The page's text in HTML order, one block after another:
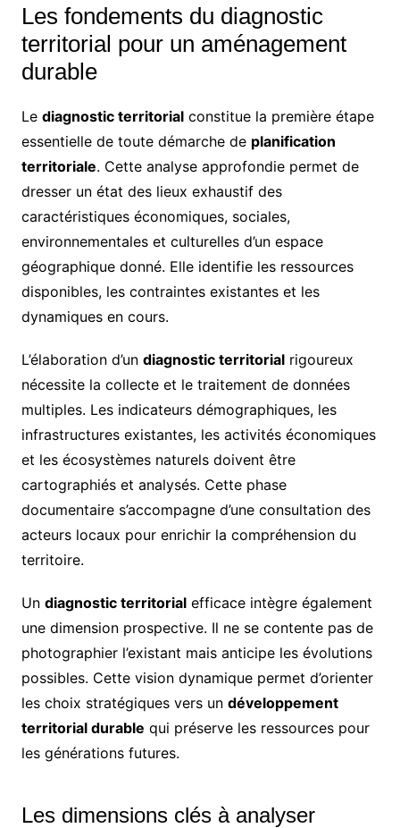
Les fondements du diagnostic
territorial pour un aménagement
durable
Le diagnostic territorialconstitue la première étape
essentielle de toute démarche de planification
territoriale. Cette analyse approfondie permet de
dresser un état des lieux exhaustif des
caractéristiques économiques, sociales,
environnementales et culturelles d’un espace
géographique donné. Elle identifie les ressources
disponibles, les contraintes existantes et les
dynamiques en cours.
L’élaboration d’un diagnostic territorialrigoureux
nécessite la collecte et le traitement de données
multiples. Les indicateurs démographiques, les
infrastructures existantes, les activités économiques
et les écosystèmes naturels doivent être
cartographiés et analysés. Cette phase
documentaire s’accompagne d’une consultation des
acteurs locaux pour enrichir la compréhension du
territoire.
Un diagnostic territorialefficace intègre également
une dimension prospective. Il ne se contente pas de
photographier l’existant mais anticipe les évolutions
possibles. Cette vision dynamique permet d’orienter
les choix stratégiques vers un développement
territorial durable qui préserve les ressources pour
les générations futures.
Les dimensions clés à analyser